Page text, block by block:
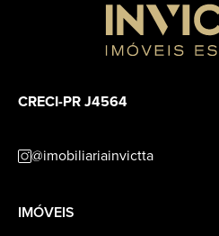
CRECI-PR J4564
@imobiliariainvictta
IMÓVEIS